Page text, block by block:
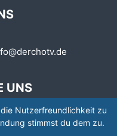
UNS
Nutzerfreundlichkeit zu
stimmst du dem zu.